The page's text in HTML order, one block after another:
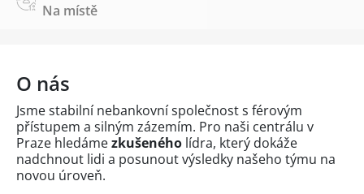
Na místě
O nás
Jsme stabilní nebankovní společnost s férovým
přístupem a silným zázemím. Pro naši centrálu v
Praze hledámezkušeného lídra, který dokáže
nadchnout lidi a posunout výsledky našeho týmu na
novou úroveň.